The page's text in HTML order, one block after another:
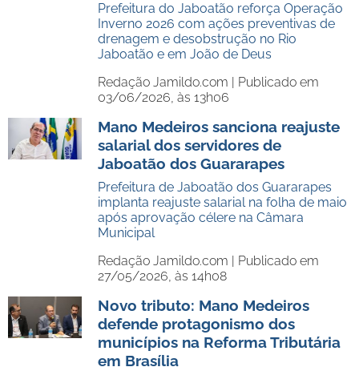
Prefeitura do Jaboatão reforça Operação
Inverno 2026 com ações preventivas de
drenagem e desobstrução no Rio
Jaboatão e em João de Deus
Redação Jamildo.com | Publicado em
03/06/2026, às 13h06
Mano Medeiros sanciona reajuste
salarial dos servidores de
Jaboatão dos Guararapes
Prefeitura de Jaboatão dos Guararapes
implanta reajuste salarial na folha de maio
após aprovação célere na Câmara
Municipal
Redação Jamildo.com | Publicado em
27/05/2026, às 14h08
Novo tributo: Mano Medeiros
defende protagonismo dos
municípios na Reforma Tributária
em Brasília